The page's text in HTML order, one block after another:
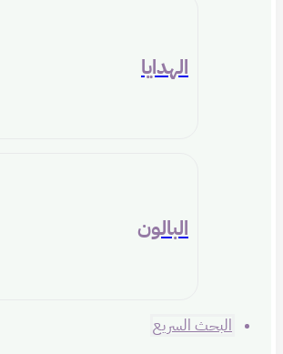
الهدايا
البالون
البحث السريع